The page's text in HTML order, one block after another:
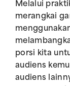
Melalui
merangkai
porsi kita
audiens
audiens